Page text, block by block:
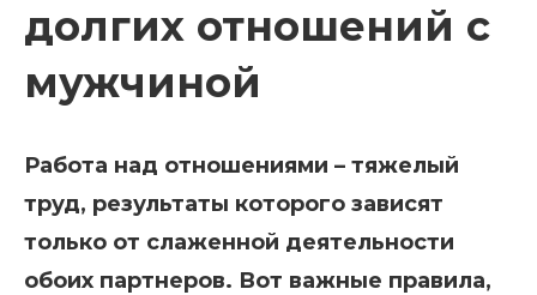
долгих отношений с
мужчиной
Работа над отношениями – тяжелый
труд, результаты которого зависят
только от слаженной деятельности
обоих партнеров. Вот важные правила,